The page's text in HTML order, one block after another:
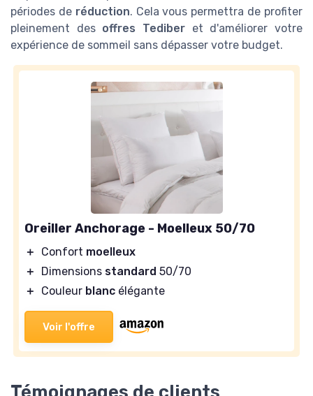
périodes de réduction. Cela vous permettra de profiter
pleinement des offres Tediber et d'améliorer votre
expérience de sommeil sans dépasser votre budget.
Oreiller Anchorage - Moelleux 50/70
＋ Confort moelleux
＋
Dimensions standard 50/70
＋
Couleur blanc élégante
Voir l'offre